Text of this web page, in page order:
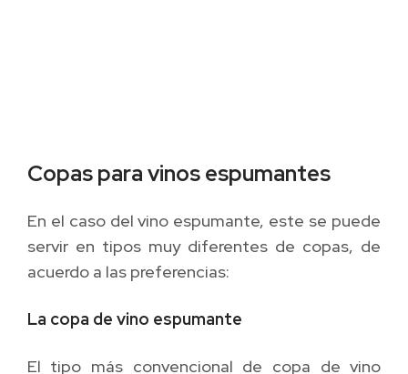
Copas para vinos espumantes
En el caso del vino espumante, este se puede
servir en tipos muy diferentes de copas, de
acuerdo a las preferencias:
La copa de vino espumante
El tipo más convencional de copa de vino